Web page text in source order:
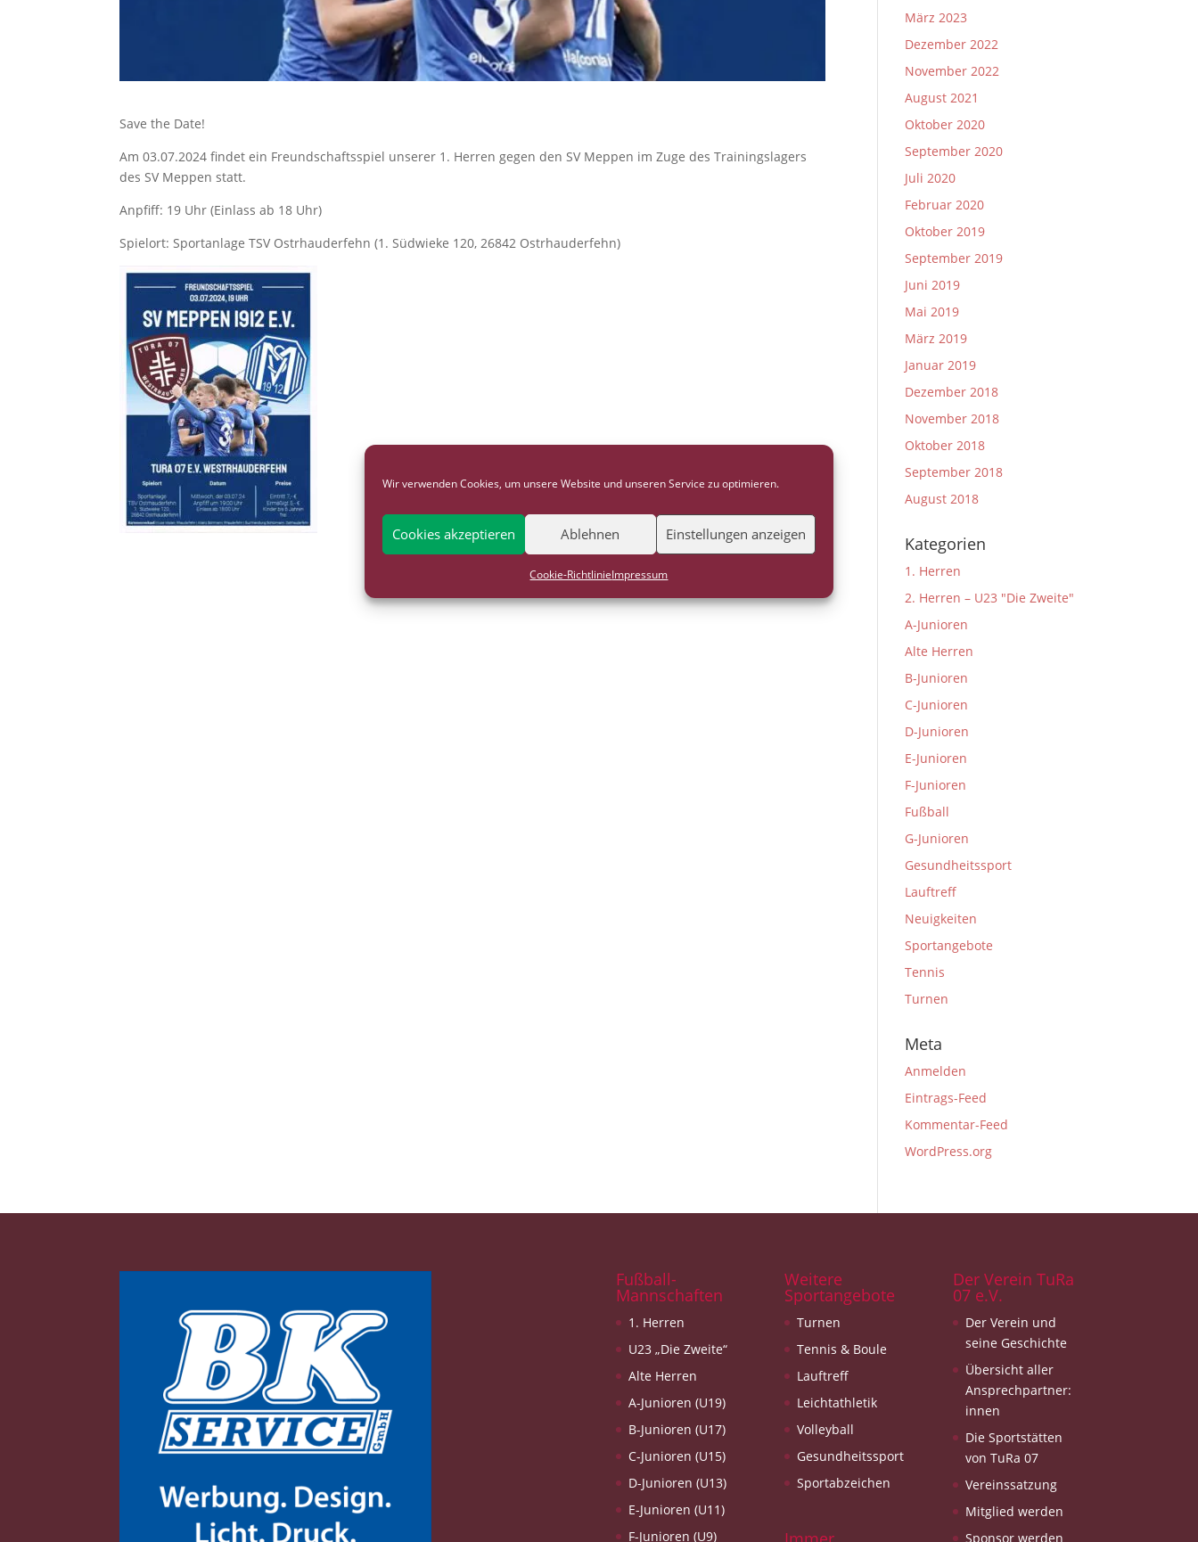
Wir verwenden Cookies, um unsere Website und unseren Service zu optimieren.
Cookies akzeptieren Ablehnen Einstellungen anzeigen
Cookie-RichtlinieImpressum
Save the Date!
Am 03.07.2024 findet ein Freundschaftsspiel unserer 1. Herren gegen den SV Meppen im Zuge des Trainingslagers
des SV Meppen statt.
Anpfiff: 19 Uhr (Einlass ab 18 Uhr)
Spielort: Sportanlage TSV Ostrhauderfehn (1. Südwieke 120, 26842 Ostrhauderfehn)
März 2023
Dezember 2022
November 2022
August 2021
Oktober 2020
September 2020
Juli 2020
Februar 2020
Oktober 2019
September 2019
Juni 2019
Mai 2019
März 2019
Januar 2019
Dezember 2018
November 2018
Oktober 2018
September 2018
August 2018
Kategorien
1. Herren
2. Herren – U23 "Die Zweite"
A-Junioren
Alte Herren
B-Junioren
C-Junioren
D-Junioren
E-Junioren
F-Junioren
Fußball
G-Junioren
Gesundheitssport
Lauftreff
Neuigkeiten
Sportangebote
Tennis
Turnen
Meta
Anmelden
Eintrags-Feed
Kommentar-Feed
WordPress.org
Fußball-
Mannschaften
1. Herren
U23 „Die Zweite“
Alte Herren
A-Junioren (U19)
B-Junioren (U17)
C-Junioren (U15)
D-Junioren (U13)
E-Junioren (U11)
F-Junioren (U9)
Weitere
Sportangebote
Turnen
Tennis & Boule
Lauftreff
Leichtathletik
Volleyball
Gesundheitssport
Sportabzeichen
Der Verein TuRa
07 e.V.
Der Verein und
seine Geschichte
Übersicht aller
Ansprechpartner:
innen
Die Sportstätten
von TuRa 07
Vereinssatzung
Mitglied werden
Sponsor werden